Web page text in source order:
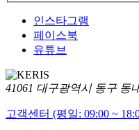
인스타그램
페이스북
유튜브
41061 대구광역시 동구 동
고객센터 (평일: 09:00 ~